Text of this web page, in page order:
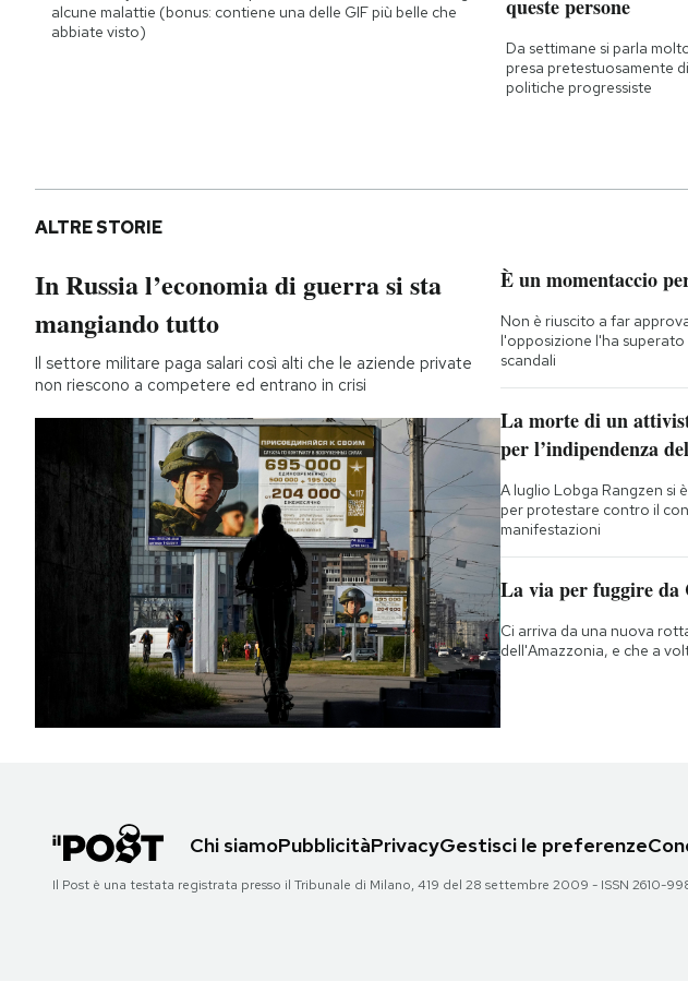
alcune malattie (bonus: contiene una delle GIF più belle che
abbiate visto)
queste persone
Da settimane si parla
presa pretestuosamente
politiche progressiste
ALTRE STORIE
In Russia l’economia di guerra si sta
mangiando tutto
Il settore militare paga salari così alti che le aziende private
non riescono a competere ed entrano in crisi
È un momentaccio
Non è riuscito a far
l'opposizione l'ha superato
scandali
La morte di un
per l’indipendenza
A luglio Lobga Rangzen si
per protestare contro il
manifestazioni
La via per fuggire da
Ci arriva da una nuova
dell'Amazzonia, e che a
Chi siamoPubblicitàPrivacyGestisci le preferenze
Il Post è una testata registrata presso il Tribunale di Milano, 419 del 28 settembre 2009 - ISSN 2610-